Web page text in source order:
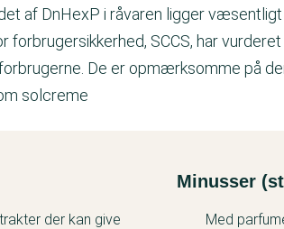
af DnHexP i råvaren ligger
forbrugersikkerhed, SCCS, har
De er opmærksomme på
solcreme
Minusser
der kan give
Med